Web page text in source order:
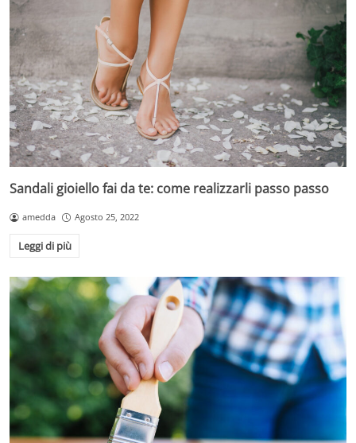
Sandali gioiello fai da te: come realizzarli passo passo
amedda Agosto 25, 2022
Leggi di più